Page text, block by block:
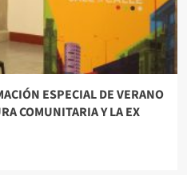
ESPECIAL DE VERANO
COMUNITARIA Y LA EX